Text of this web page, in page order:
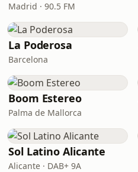
Madrid · 90.5 FM
La Poderosa
Barcelona
Boom Estereo
Palma de Mallorca
Sol Latino Alicante
Alicante · DAB+ 9A